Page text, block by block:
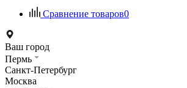
Сравнение товаров0
Ваш город
Пермь
Санкт-Петербург
Москва